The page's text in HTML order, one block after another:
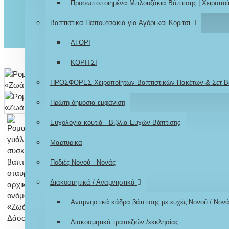
Προσωποποιημένα Μπλουζάκια Βάπτισης |
Βαπτιστικά Παπουτσάκια για Αγόρι και Κορίτσι
ΑΓΟΡΙ
ΚΟΡΙΤΣΙ
ΠΡΟΣΦΟΡΕΣ Χειροποίητων Βαπτιστικών Πακέτων & Σετ
Πρώτη δημόσια εμφάνιση
Ευχολόγια κουτιά - Βιβλία Ευχών Βάπτισης
Μαρτυρικά
Ποδιές Νονού - Νονάς
Διακοσμητικά / Αναμνηστικά
Αναμνηστικά κάδρα βάπτισης με ευχές Νονού /
Διακοσμητικά τραπεζιών /εκκλησίας